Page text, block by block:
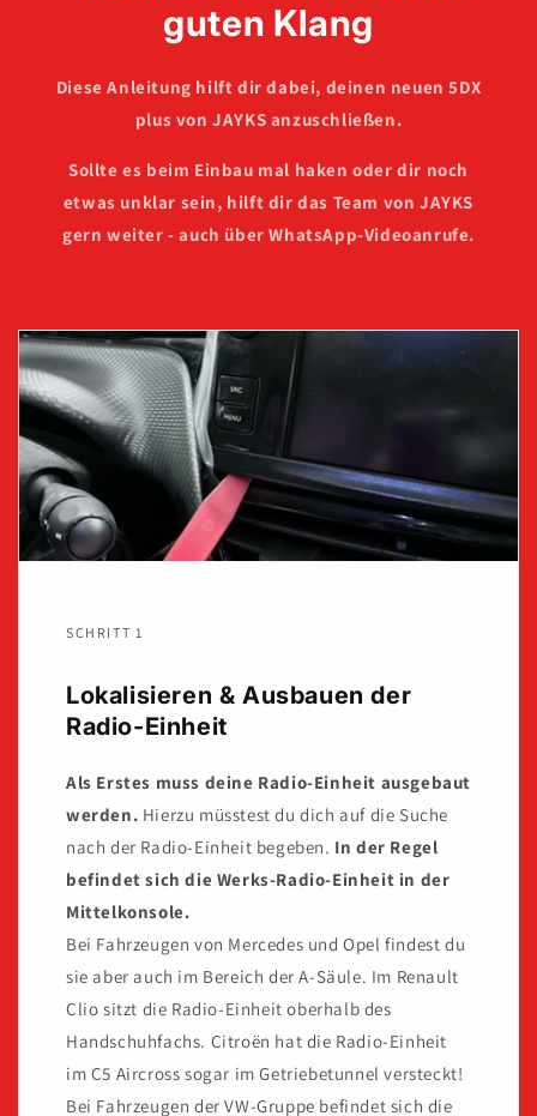
guten Klang
Diese Anleitung hilft dir dabei, deinen neuen 5DX
plus von JAYKS anzuschließen.
Sollte es beim Einbau mal haken oder dir noch
etwas unklar sein, hilft dir das Team von JAYKS
gern weiter - auch über WhatsApp-Videoanrufe.
SCHRITT 1
Lokalisieren & Ausbauen der
Radio-Einheit
Als Erstes muss deine Radio-Einheit ausgebaut
werden. Hierzu müsstest du dich auf die Suche
nach der Radio-Einheit begeben. In der Regel
befindet sich die Werks-Radio-Einheit in der
Mittelkonsole.
Bei Fahrzeugen von Mercedes und Opel findest du
sie aber auch im Bereich der A-Säule. Im Renault
Clio sitzt die Radio-Einheit oberhalb des
Handschuhfachs. Citroën hat die Radio-Einheit
im C5 Aircross sogar im Getriebetunnel versteckt!
Bei Fahrzeugen der VW-Gruppe befindet sich die